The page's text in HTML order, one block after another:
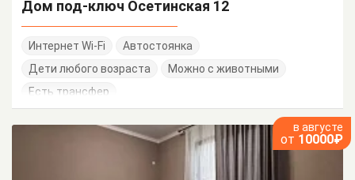
Дом под-ключ Осетинская 12
Интернет Wi-Fi
Автостоянка
Дети любого возраста
Можно с животными
Есть трансфер
в августе
от 10000₽